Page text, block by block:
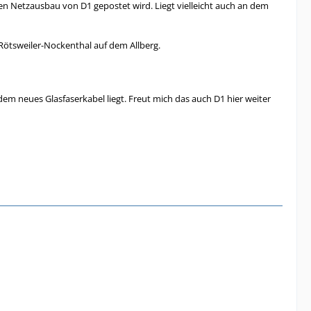
Netzausbau von D1 gepostet wird. Liegt vielleicht auch an dem
Nockenthal auf dem Allberg.
neues Glasfaserkabel liegt. Freut mich das auch D1 hier weiter